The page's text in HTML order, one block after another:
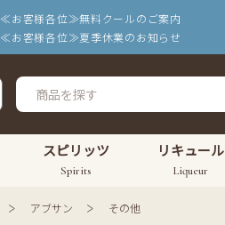
≪お客様各位≫無料クールのご案内
≪お客様各位≫夏季休業のお知らせ
スピリッツ
Spirits
リキュール
Liqueur
アブサン その他